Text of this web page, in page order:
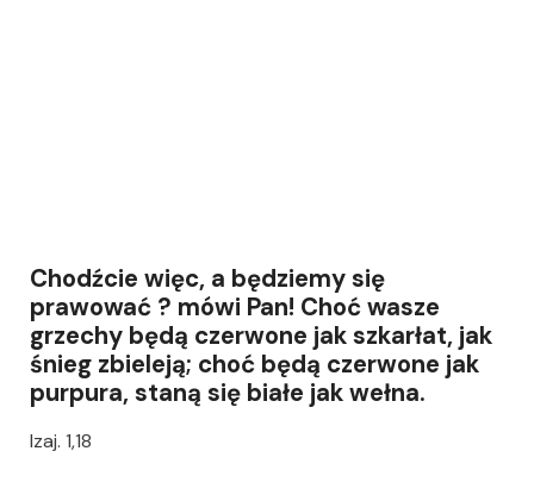
Chodźcie więc, a będziemy się
prawować ? mówi Pan! Choć wasze
grzechy będą czerwone jak szkarłat, jak
śnieg zbieleją; choć będą czerwone jak
purpura, staną się białe jak wełna.
Izaj. 1,18